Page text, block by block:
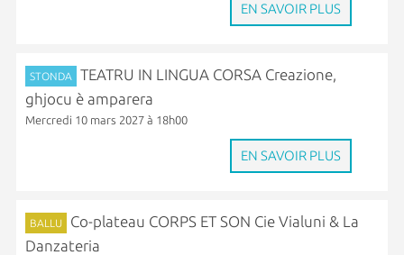
EN SAVOIR PLUS
STONDA
TEATRU IN LINGUA CORSA Creazione,
ghjocu è amparera
Mercredi 10 mars 2027 à 18h00
EN SAVOIR PLUS
BALLU
Co-plateau CORPS ET SON Cie Vialuni & La
Danzateria